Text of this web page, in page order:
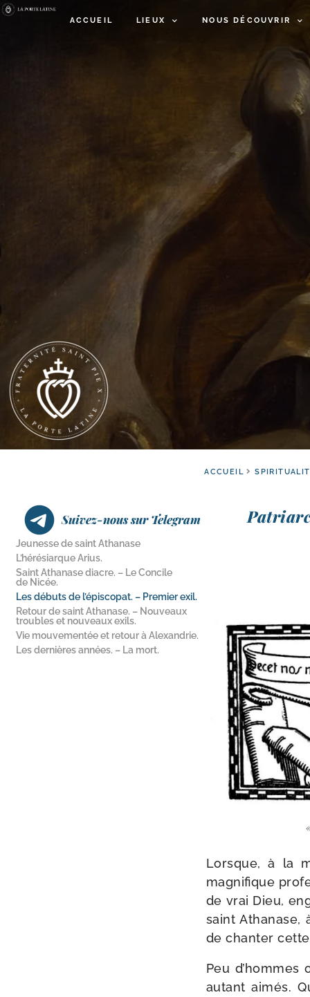
ACCUEIL LIEUX NOUS DÉCOUVRIR
ACCUEIL
Suivez-nous sur Telegram
Jeunesse de saint Athanase
L’hérésiarque Arius.
Saint Athanase diacre. – Le Concile
de Nicée.
Les débuts de l’épiscopat. – Premier exil.
Retour de saint Athanase. – Nouveaux
troubles et nouveaux exils.
Vie mouvementée et retour à Alexandrie.
Les dernières années. – La mort.
Lorsque, à la
magni­fique
de vrai Dieu,
saint Atha­nase,
de chan­ter
Peu
autant aimés.